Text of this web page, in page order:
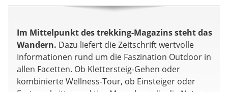
Im Mittelpunkt des trekking-Magazins steht das
Wandern. Dazu liefert die Zeitschrift wertvolle
Informationen rund um die Faszination Outdoor in
allen Facetten. Ob Klettersteig-Gehen oder
kombinierte Wellness-Tour, ob Einsteiger oder